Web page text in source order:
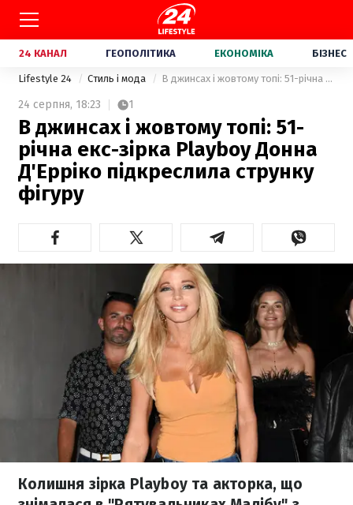
24 КАНАЛ ГЕОПОЛІТИКА ЕКОНОМІКА БІЗНЕС
Lifestyle 24 Стиль і мода В джинсах і жовтому топі: 51-річна екс-зірка Playboy Донна Д'Ерріко підкреслила струнку фігуру
24 серпня, 18:23 1
В джинсах і жовтому топі: 51-
річна екс-зірка Playboy Донна
Д'Ерріко підкреслила струнку
фігуру
Колишня зірка Playboy та акторка, що